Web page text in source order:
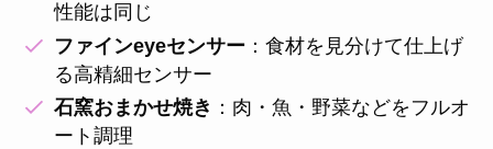
性能は同じ
ファインeyeセンサー ：食材を見分けて仕上げ
る高精細センサー
石窯おまかせ焼き ：肉・魚・野菜などをフルオ
ート調理